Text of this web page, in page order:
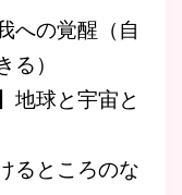
への覚醒（自
る）
地球と宇宙と
のな